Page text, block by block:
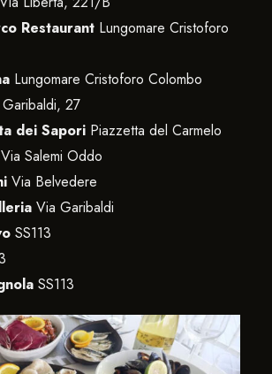
RestaurantLungomare Cristoforo
Lungomare Cristoforo Colombo
27
dei SaporiPiazzetta del Carmelo
Via Salemi Oddo
Via Belvedere
Via Garibaldi
SS113
SS113